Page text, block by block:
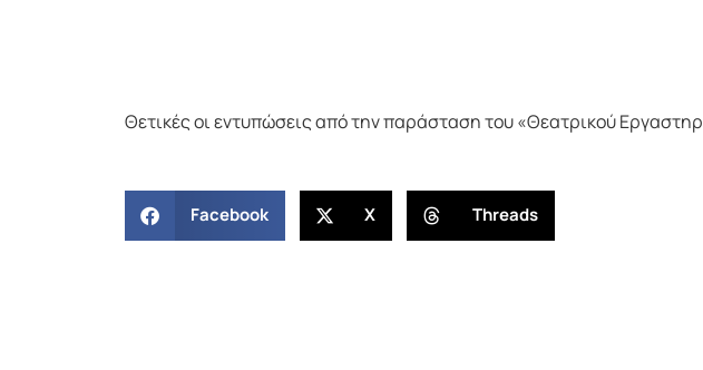
Θετικές οι εντυπώσεις από την παράσταση του «Θεατρικού
Facebook X Threads